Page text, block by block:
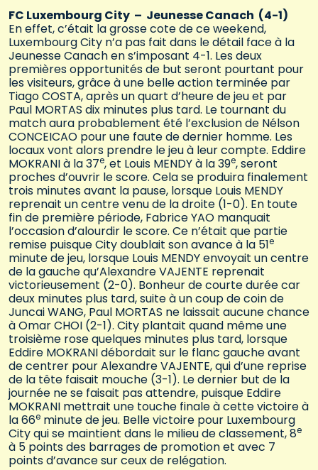
FC Luxembourg City – Jeunesse Canach (4-1)
En effet, c’était la grosse cote de ce weekend,
Luxembourg City n’a pas fait dans le détail face à la
Jeunesse Canach en s’imposant 4-1. Les deux
premières opportunités de but seront pourtant pour
les visiteurs, grâce à une belle action terminée par
Tiago COSTA, après un quart d’heure de jeu et par
Paul MORTAS dix minutes plus tard. Le tournant du
match aura probablement été l’exclusion de Nélson
CONCEICAO pour une faute de dernier homme. Les
locaux vont alors prendre le jeu à leur compte. Eddire
MOKRANI à la 37e, et Louis MENDY à la 39e, seront
proches d’ouvrir le score. Cela se produira finalement
trois minutes avant la pause, lorsque Louis MENDY
reprenait un centre venu de la droite (1-0). En toute
fin de première période, Fabrice YAO manquait
l’occasion d’alourdir le score. Ce n’était que partie
remise puisque City doublait son avance à la 51e
minute de jeu, lorsque Louis MENDY envoyait un centre
de la gauche qu’Alexandre VAJENTE reprenait
victorieusement (2-0). Bonheur de courte durée car
deux minutes plus tard, suite à un coup de coin de
Juncai WANG, Paul MORTAS ne laissait aucune chance
à Omar CHOI (2-1). City plantait quand même une
troisième rose quelques minutes plus tard, lorsque
Eddire MOKRANI débordait sur le flanc gauche avant
de centrer pour Alexandre VAJENTE, qui d’une reprise
de la tête faisait mouche (3-1). Le dernier but de la
journée ne se faisait pas attendre, puisque Eddire
MOKRANI mettrait une touche finale à cette victoire à
la 66e minute de jeu. Belle victoire pour Luxembourg
City qui se maintient dans le milieu de classement, 8e
à 5 points des barrages de promotion et avec 7
points d’avance sur ceux de relégation.